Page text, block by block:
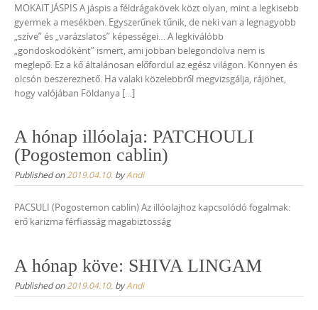
MOKAIT JÁSPIS A jáspis a féldrágakövek közt olyan, mint a legkisebb
gyermek a mesékben. Egyszerűnek tűnik, de neki van a legnagyobb
„szíve” és „varázslatos” képességei… A legkiválóbb
„gondoskodóként” ismert, ami jobban belegondolva nem is
meglepő. Ez a kő általánosan előfordul az egész világon. Könnyen és
olcsón beszerezhető. Ha valaki közelebbről megvizsgálja, rájöhet,
hogy valójában Földanya […]
A hónap illóolaja: PATCHOULI
(Pogostemon cablin)
Published on2019.04.10. byAndi
PACSULI (Pogostemon cablin) Az illóolajhoz kapcsolódó fogalmak:
erő karizma férfiasság magabiztosság
A hónap köve: SHIVA LINGAM
Published on2019.04.10. byAndi